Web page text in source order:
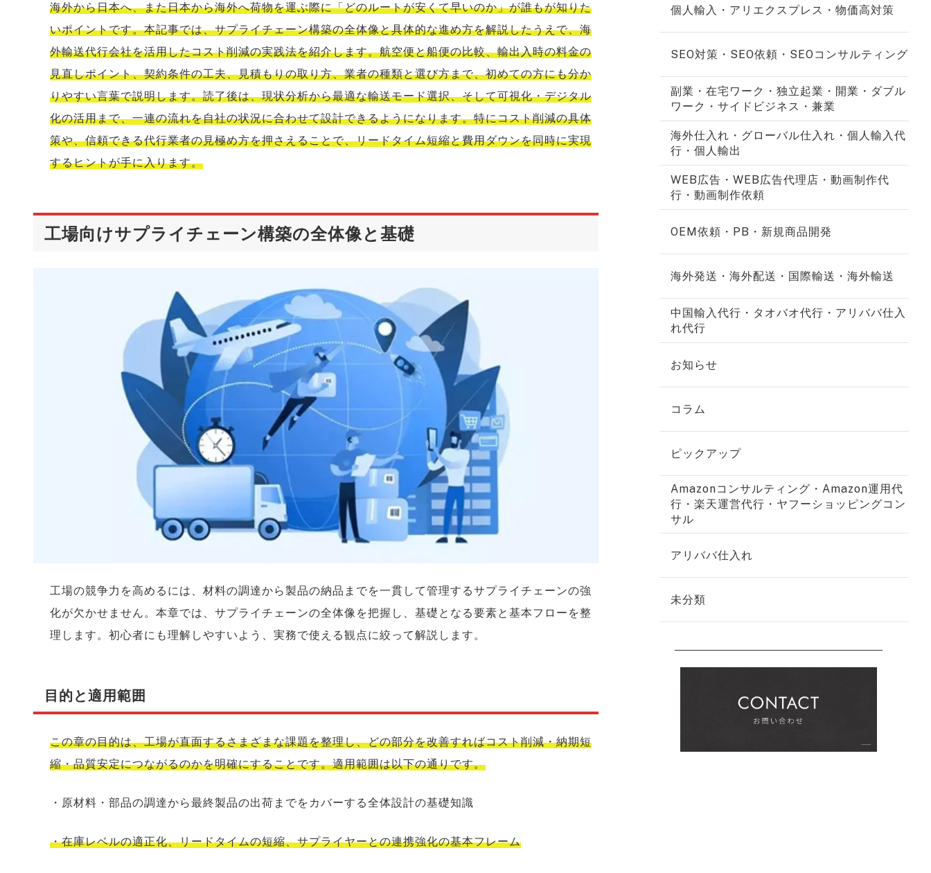
海外から日本へ、また日本から海外へ荷物を運ぶ際に「どのルートが安くて早いのか」が誰もが知りた
いポイントです。本記事では、サプライチェーン構築の全体像と具体的な進め方を解説したうえで、海
外輸送代行会社を活用したコスト削減の実践法を紹介します。航空便と船便の比較、輸出入時の料金の
見直しポイント、契約条件の工夫、見積もりの取り方、業者の種類と選び方まで、初めての方にも分か
りやすい言葉で説明します。読了後は、現状分析から最適な輸送モード選択、そして可視化・デジタル
化の活用まで、一連の流れを自社の状況に合わせて設計できるようになります。特にコスト削減の具体
策や、信頼できる代行業者の見極め方を押さえることで、リードタイム短縮と費用ダウンを同時に実現
するヒントが手に入ります。
工場向けサプライチェーン構築の全体像と基礎
工場の競争力を高めるには、材料の調達から製品の納品までを一貫して管理するサプライチェーンの強
化が欠かせません。本章では、サプライチェーンの全体像を把握し、基礎となる要素と基本フローを整
理します。初心者にも理解しやすいよう、実務で使える観点に絞って解説します。
目的と適用範囲
この章の目的は、工場が直面するさまざまな課題を整理し、どの部分を改善すればコスト削減・納期短
縮・品質安定につながるのかを明確にすることです。適用範囲は以下の通りです。
・原材料・部品の調達から最終製品の出荷までをカバーする全体設計の基礎知識
・在庫レベルの適正化、リードタイムの短縮、サプライヤーとの連携強化の基本フレーム
個人輸入・アリエクスプレス・物価高対策
SEO対策・SEO依頼・SEOコンサルティング
副業・在宅ワーク・独立起業・開業・ダブル
ワーク・サイドビジネス・兼業
海外仕入れ・グローバル仕入れ・個人輸入代
行・個人輸出
WEB広告・WEB広告代理店・動画制作代
行・動画制作依頼
OEM依頼・PB・新規商品開発
海外発送・海外配送・国際輸送・海外輸送
中国輸入代行・タオバオ代行・アリババ仕入
れ代行
お知らせ
コラム
ピックアップ
Amazonコンサルティング・Amazon運用代
行・楽天運営代行・ヤフーショッピングコン
サル
アリババ仕入れ
未分類